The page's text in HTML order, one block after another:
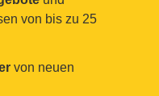
von bis zu 25
von neuen